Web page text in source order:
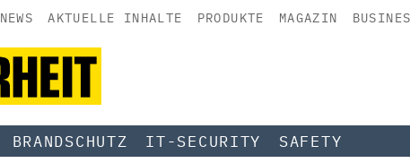
NEWS AKTUELLE INHALTE PRODUKTE MAGAZIN
BRANDSCHUTZ IT-SECURITY SAFETY